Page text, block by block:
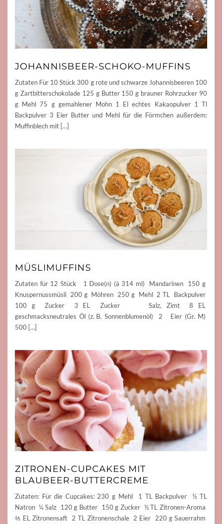
JOHANNISBEER-SCHOKO-MUFFINS
Zutaten Für 10 Stück 300 g rote und schwarze Johannisbeeren 100
g Zartbitterschokolade 125 g Butter 150 g brauner Rohrzucker 90
g Mehl 75 g gemahlener Mohn 1 El echtes Kakaopulver 1 Tl
Backpulver 3 Eier Butter und Mehl für die Förmchen außerdem:
Muffinblech mit […]
MÜSLIMUFFINS
Zutaten für 12 Stück 1 Dose(n) (à 314 ml) Mandarinen 150 g
Knuspernussmüsli 200 g Möhren 250 g Mehl 2 TL Backpulver
100 g Zucker 3 EL Zucker Salz, Zimt 8 EL
geschmacksneutrales Öl (z. B. Sonnenblumenöl) 2 Eier (Gr. M)
500 […]
ZITRONEN-CUPCAKES MIT
BLAUBEER-BUTTERCREME
Zutaten: Für die Cupcakes: 230 g Mehl 1 TL Backpulver ½ TL
Natron ¼ Salz 120 g Butter 150 g Zucker ½ TL Zitronen-Aroma
⅖ EL Zitronensaft 2 TL Zitronenschale 2 Eier 220 g Sauerrahm